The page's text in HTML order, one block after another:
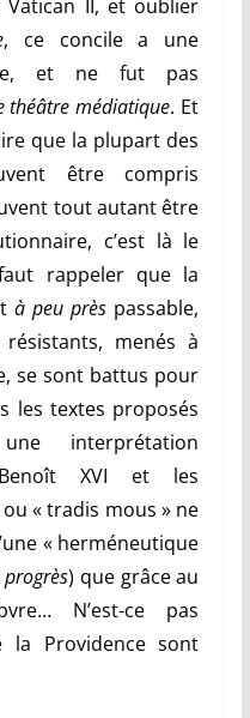
II, et oublier
, ce concile a une
et ne fut pas
théâtre médiatique. Et
que la plupart des
être compris
tout autant être
c’est là le
rappeler que la
à peu près passable,
menés à
se sont battus pour
les textes proposés
interprétation
Benoît XVI et les
« tradis mous » ne
« herméneutique
progrès) que grâce au
N’est-ce pas
la Providence sont